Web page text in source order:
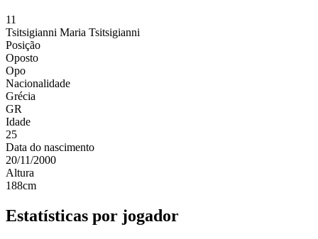
11
Tsitsigianni Maria Tsitsigianni
Posição
Oposto
Opo
Nacionalidade
Grécia
GR
Idade
25
Data do nascimento
20/11/2000
Altura
188cm
Estatísticas por jogador